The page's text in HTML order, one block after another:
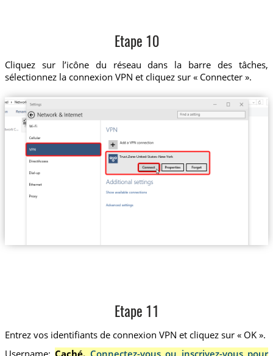
Etape 10
Cliquez sur l’icône du réseau dans la barre des tâches,
sélectionnez la connexion VPN et cliquez sur « Connecter ».
Trust.Zone-United-States-New-York
Etape 11
Entrez vos identifiants de connexion VPN et cliquez sur « OK ».